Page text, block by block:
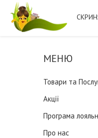
Товари та
Акції
Програма
Про нас